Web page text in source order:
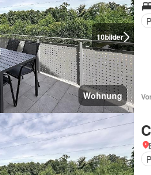
10bilder
Wohnung